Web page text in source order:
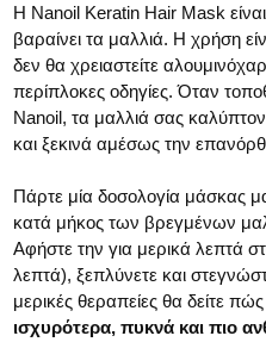
Η Nanoil Keratin Hair Mask
βαραίνει τα μαλλιά. Η χρήση
δεν θα χρειαστείτε
περίπλοκες οδηγίες. Όταν
Nanoil, τα μαλλιά σας
και ξεκινά αμέσως την
Πάρτε μία δοσολογία μάσκας
κατά μήκος των βρεγμένων
Αφήστε την για μερικά λεπτά
λεπτά), ξεπλύνετε και
μερικές θεραπείες θα δείτε
ισχυρότερα, πυκνά και πιο